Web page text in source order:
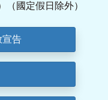
（國定假日除外）
宣告